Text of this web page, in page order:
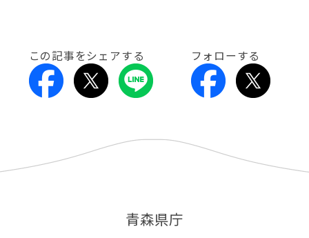
この記事をシェアする フォローする
青森県庁